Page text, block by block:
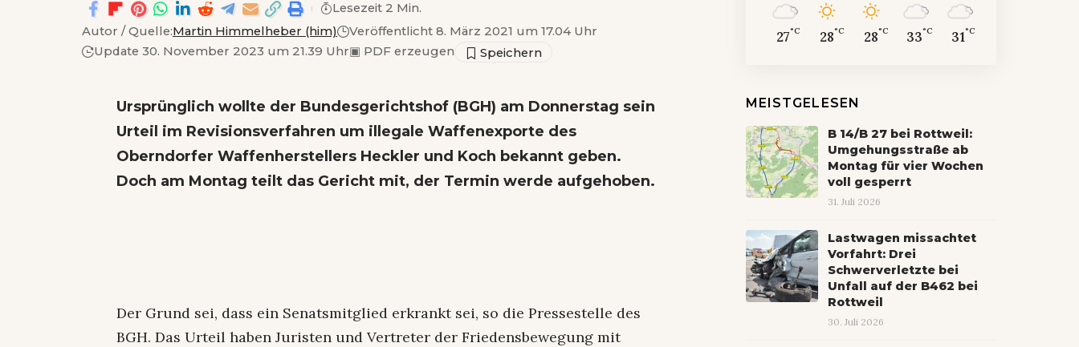
Autor / Quelle:Martin Himmelheber (him)
Veröffentlicht 8. März 2021 um 17.04 Uhr
Update 30. November 2023 um 21.39 Uhr▣ PDF erzeugen
Lesezeit 2 Min.
Ursprünglich wollte der Bundesgerichtshof (BGH) am Donnerstag sein
Urteil im Revisionsverfahren um illegale Waffenexporte des
Oberndorfer Waffenherstellers Heckler und Koch bekannt geben.
Doch am Montag teilt das Gericht mit, der Termin werde aufgehoben.
Der Grund sei, dass ein Senatsmitglied erkrankt sei, so die Pressestelle des
BGH. Das Urteil haben Juristen und Vertreter der Friedensbewegung mit
27°C 28°C 28°C 33°C 31°C
MEISTGELESEN
B 14/B 27 bei Rottweil:
Umgehungsstraße ab
Montag für vier Wochen
voll gesperrt
31. Juli 2026
Lastwagen missachtet
Vorfahrt: Drei
Schwerverletzte bei
Unfall auf der B462 bei
Rottweil
30. Juli 2026